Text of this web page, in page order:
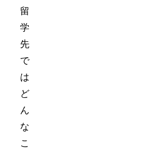
留
学
先
で
は
ど
ん
な
こ